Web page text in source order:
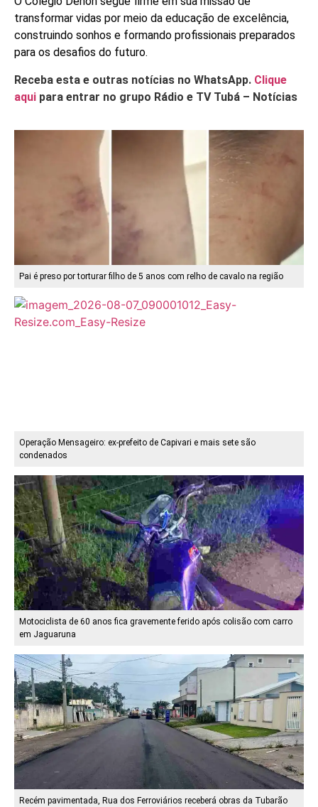
transformar vidas por meio da educação de excelência,
construindo sonhos e formando profissionais preparados
para os desafios do futuro.
Receba esta e outras notícias no WhatsApp. Clique
aqui para entrar no grupo Rádio e TV Tubá – Notícias
Pai é preso por torturar filho de 5 anos com relho de cavalo na região
Operação Mensageiro: ex-prefeito de Capivari e mais sete são
condenados
Motociclista de 60 anos fica gravemente ferido após colisão com carro
em Jaguaruna
Recém pavimentada, Rua dos Ferroviários receberá obras da Tubarão